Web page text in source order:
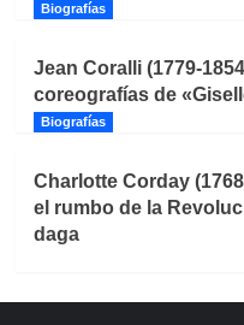
Biografías
Jean Coralli (1779-
coreografías de
Biografías
Charlotte Corday
el rumbo de la
daga